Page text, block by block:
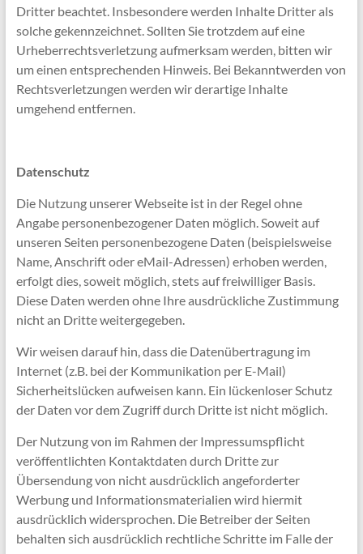
Dritter beachtet. Insbesondere werden Inhalte Dritter als
solche gekennzeichnet. Sollten Sie trotzdem auf eine
Urheberrechtsverletzung aufmerksam werden, bitten wir
um einen entsprechenden Hinweis. Bei Bekanntwerden von
Rechtsverletzungen werden wir derartige Inhalte
umgehend entfernen.
Datenschutz
Die Nutzung unserer Webseite ist in der Regel ohne
Angabe personenbezogener Daten möglich. Soweit auf
unseren Seiten personenbezogene Daten (beispielsweise
Name, Anschrift oder eMail-Adressen) erhoben werden,
erfolgt dies, soweit möglich, stets auf freiwilliger Basis.
Diese Daten werden ohne Ihre ausdrückliche Zustimmung
nicht an Dritte weitergegeben.
Wir weisen darauf hin, dass die Datenübertragung im
Internet (z.B. bei der Kommunikation per E-Mail)
Sicherheitslücken aufweisen kann. Ein lückenloser Schutz
der Daten vor dem Zugriff durch Dritte ist nicht möglich.
Der Nutzung von im Rahmen der Impressumspflicht
veröffentlichten Kontaktdaten durch Dritte zur
Übersendung von nicht ausdrücklich angeforderter
Werbung und Informationsmaterialien wird hiermit
ausdrücklich widersprochen. Die Betreiber der Seiten
behalten sich ausdrücklich rechtliche Schritte im Falle der